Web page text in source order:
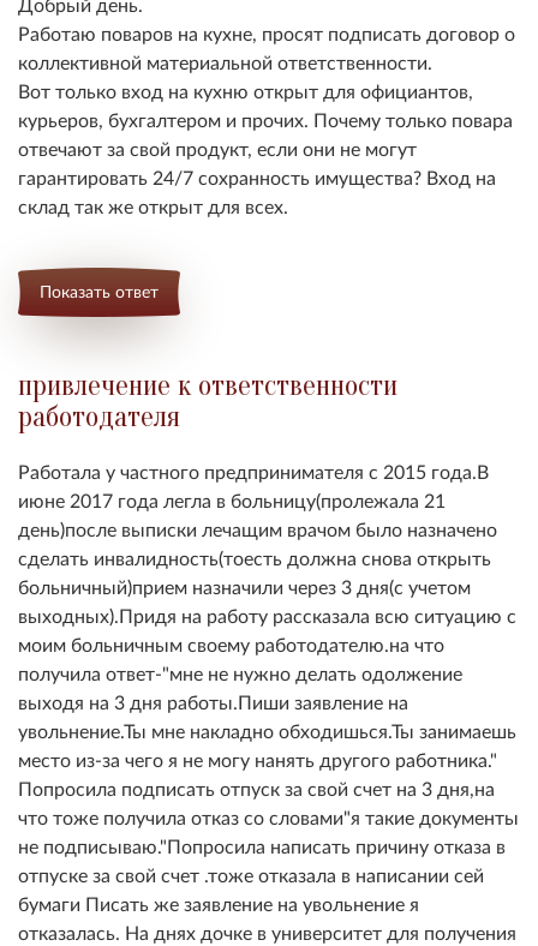
Добрый день.
Работаю поваров на кухне, просят подписать договор о
коллективной материальной ответственности.
Вот только вход на кухню открыт для официантов,
курьеров, бухгалтером и прочих. Почему только повара
отвечают за свой продукт, если они не могут
гарантировать 24/7 сохранность имущества? Вход на
склад так же открыт для всех.
Показать ответ
привлечение к ответственности
работодателя
Работала у частного предпринимателя с 2015 года.В
июне 2017 года легла в больницу(пролежала 21
день)после выписки лечащим врачом было назначено
сделать инвалидность(тоесть должна снова открыть
больничный)прием назначили через 3 дня(с учетом
выходных).Придя на работу рассказала всю ситуацию с
моим больничным своему работодателю.на что
получила ответ-"мне не нужно делать одолжение
выходя на 3 дня работы.Пиши заявление на
увольнение.Ты мне накладно обходишься.Ты занимаешь
место из-за чего я не могу нанять другого работника."
Попросила подписать отпуск за свой счет на 3 дня,на
что тоже получила отказ со словами"я такие документы
не подписываю."Попросила написать причину отказа в
отпуске за свой счет .тоже отказала в написании сей
бумаги Писать же заявление на увольнение я
отказалась. На днях дочке в университет для получения